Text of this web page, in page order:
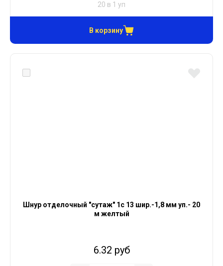
20 в 1 уп
В корзину
Шнур отделочный "сутаж" 1с 13 шир.-1,8 мм уп.- 20
м желтый
6.32 руб